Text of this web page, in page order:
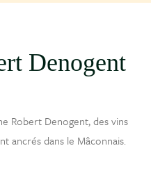
Denogent
Robert Denogent, des vins
ancrés dans le Mâconnais.